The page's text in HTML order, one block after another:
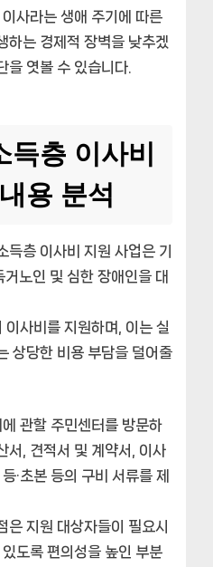
사라는 생애 주기에 따른
하는 경제적 장벽을 낮추겠
을 엿볼 수 있습니다.
층 이사비
용 분석
득층 이사비 지원 사업은 기
노인 및 심한 장애인을 대
사비를 지원하며, 이는 실
상당한 비용 부담을 덜어줄
관할 주민센터를 방문하
서, 견적서 및 계약서, 이사
·초본 등의 구비 서류를 제
은 지원 대상자들이 필요시
도록 편의성을 높인 부분